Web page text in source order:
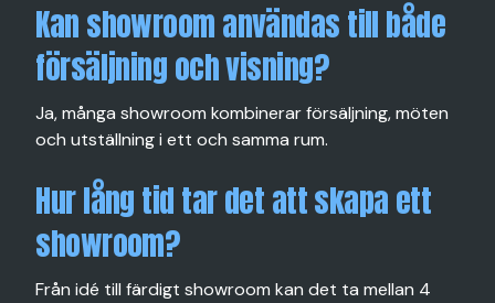
Kan showroom användas till både
försäljning och visning?
Ja, många showroom kombinerar försäljning, möten
och utställning i ett och samma rum.
Hur lång tid tar det att skapa ett
showroom?
Från idé till färdigt showroom kan det ta mellan 4